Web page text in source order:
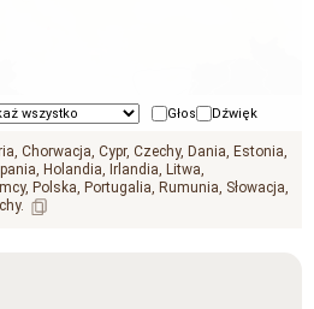
Głos Dźwięk
Chorwacja Cypr Czechy Dania
Estonia
Holandia Irlandia
Litwa
Polska Portugalia Rumunia Słowacja